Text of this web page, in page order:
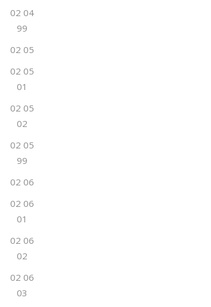
02 04
99
02 05
02 05
01
02 05
02
02 05
99
02 06
02 06
01
02 06
02
02 06
03